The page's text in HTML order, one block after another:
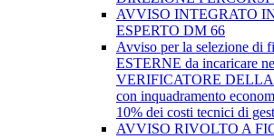
AVVISO INTEGRATO
ESPERTO DM 66
Avviso per la selezione di
ESTERNE da incaricare
VERIFICATORE DELLA
con inquadramento
10% dei costi tecnici di
AVVISO RIVOLTO A